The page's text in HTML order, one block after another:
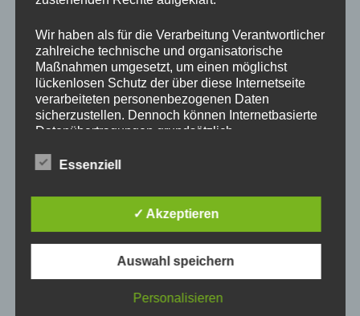
Talweg 1, 97450 Arnstein-Halsheim
Abhol-Hinweise:
			Abholung und Rückgabe nach persönlicher
Absprache. Bitte melden Sie sich rechtzeitig vorher
telefonisch.
Bitte beachten: Bei der Abholung wird eine Kaution in Höhe
von 50,-€ in bar verlangt. Bei ordnungsgemäßer Rückgabe
erhält man die Kaution selbstverständlich wieder zurück.
August 2026
Mo Di Mi Do Fr Sa So
Wir haben als für die Verarbeitung Verantwortlicher
zahlreiche technische und organisatorische
Maßnahmen umgesetzt, um einen möglichst
lückenlosen Schutz der über diese Internetseite
verarbeiteten personenbezogenen Daten
sicherzustellen. Dennoch können Internetbasierte
Datenübertragungen grundsätzlich
Schutz nicht gewährleistet werden kann. Aus
frei, personenbezogene Daten auch auf
alternativen Wegen, beispielsweise telefonisch, an
Begriffsbestimmungen
Die Datenschutzerklärung beruht auf den Begrifflichkeiten, die
durch den Europäischen Richtlinien- und Verordnungsgeber
Essenziell
✓ Akzeptieren
Auswahl speichern
Personalisieren